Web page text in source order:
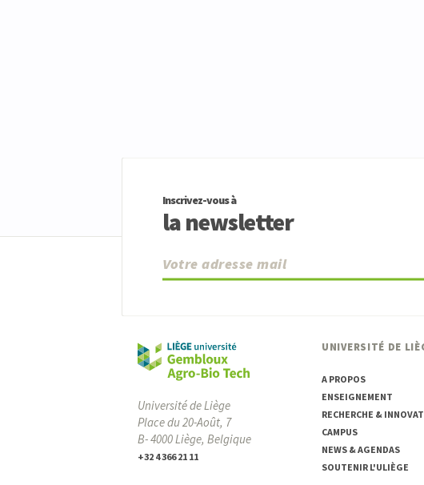
Inscrivez-vous à
la newsletter
Université de Liège
Place du 20-Août, 7
B- 4000 Liège, Belgique
+32 4 366 21 11
UNIVERSITÉ DE
A PROPOS
ENSEIGNEMENT
RECHERCHE &
CAMPUS
NEWS & AGENDAS
SOUTENIR L'ULIÈGE